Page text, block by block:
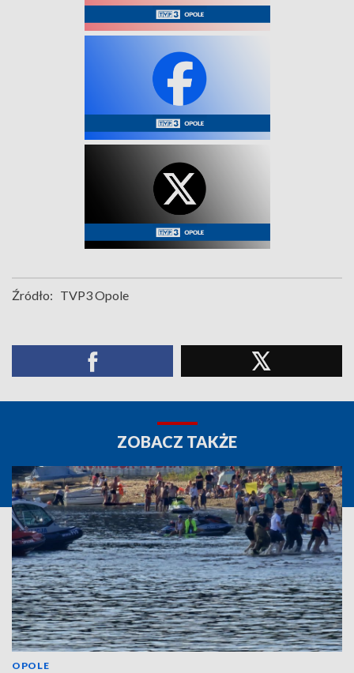
Źródło: TVP3 Opole
ZOBACZ TAKŻE
OPOLE